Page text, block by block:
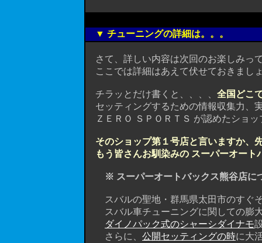
▼ チューニングの詳細は。。。
さて、詳しい内容は次回のお楽しみっ
ここでは詳細はあえて伏せておきまし
チラッとだけ書くと、、、、 全国どこ
セッティングするための情報収集力、
ＺＥＲＯ ＳＰＯＲＴＳ が認めたショ
そのショップ第１号店と言いますか、
もう皆さんお馴染みの スーパーオート
※ スーパーオートバックス熊谷店に
スバルの聖地・群馬県太田市のすぐそ
スバル車チューニングに関しての膨大
ダイノパック式のシャーシダイナモ
さらに、 公開セッティングの時に大